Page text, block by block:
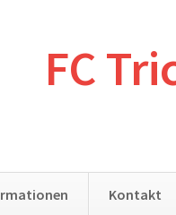
FC
Kontakt